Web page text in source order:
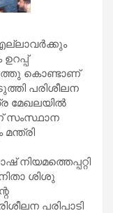
കൊണ്ടാണ്
പരിശീലന
മേഖലയില്‍
സംസ്ഥാന
ശിശു
പരിപാടി